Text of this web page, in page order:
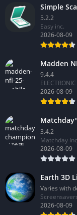
Simple
5.2.2
Easy inc.
2026-08-09
Madden
9.4.4
2026-08-09
3.4.2
Matchday
2026-08-09
Earth 3D
Varies with
2026-08-09